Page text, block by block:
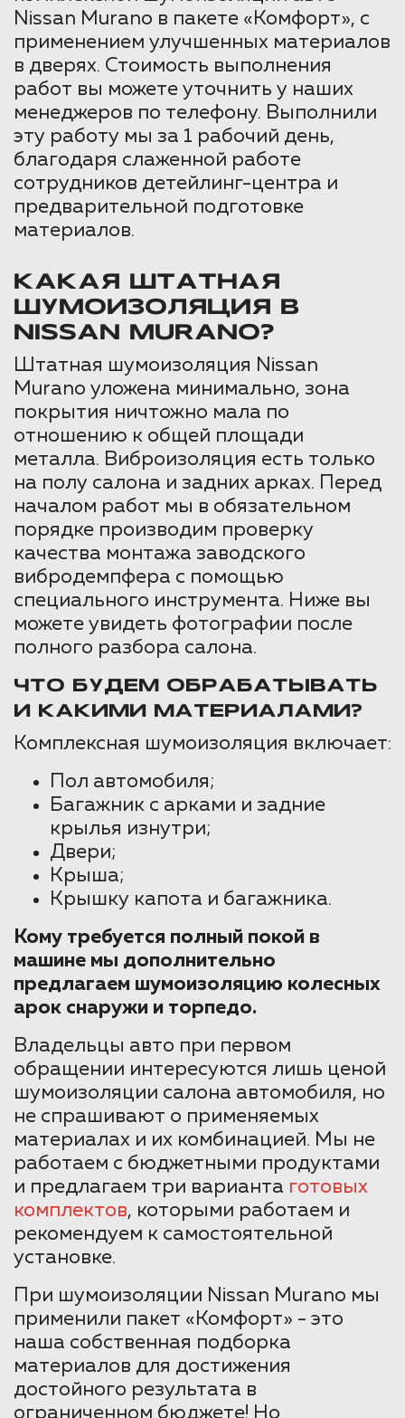
Nissan Murano в пакете «Комфорт», с
применением улучшенных материалов
в дверях. Стоимость выполнения
работ вы можете уточнить у наших
менеджеров по телефону. Выполнили
эту работу мы за 1 рабочий день,
благодаря слаженной работе
сотрудников детейлинг-центра и
предварительной подготовке
материалов.
КАКАЯ ШТАТНАЯ
ШУМОИЗОЛЯЦИЯ В
NISSAN MURANO?
Штатная шумоизоляция Nissan
Murano уложена минимально, зона
покрытия ничтожно мала по
отношению к общей площади
металла. Виброизоляция есть только
на полу салона и задних арках. Перед
началом работ мы в обязательном
порядке производим проверку
качества монтажа заводского
вибродемпфера с помощью
специального инструмента. Ниже вы
можете увидеть фотографии после
полного разбора салона.
ЧТО БУДЕМ ОБРАБАТЫВАТЬ
И КАКИМИ МАТЕРИАЛАМИ?
Комплексная шумоизоляция включает:
Пол автомобиля;
Багажник с арками и задние
крылья изнутри;
Двери;
Крыша;
Крышку капота и багажника.
Кому требуется полный покой в
машине мы дополнительно
предлагаем шумоизоляцию колесных
арок снаружи и торпедо.
Владельцы авто при первом
обращении интересуются лишь ценой
шумоизоляции салона автомобиля, но
не спрашивают о применяемых
материалах и их комбинацией. Мы не
работаем с бюджетными продуктами
и предлагаем три варианта готовых
комплектов, которыми работаем и
рекомендуем к самостоятельной
установке.
При шумоизоляции Nissan Murano мы
применили пакет «Комфорт» - это
наша собственная подборка
материалов для достижения
достойного результата в
ограниченном бюджете! Но